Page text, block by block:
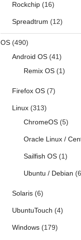
Rockchip(16)
Spreadtrum (12)
OS(490)
Android OS(41)
Remix OS(1)
Firefox OS(7)
Linux(313)
ChromeOS(5)
Oracle Linux /
Sailfish OS(1)
Ubuntu / Debian
Solaris(6)
UbuntuTouch (4)
Windows(179)